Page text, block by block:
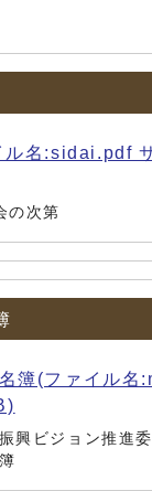
ル名:sidai.pdf
の次第
簿(ファイル名
興ビジョン推進